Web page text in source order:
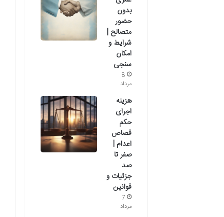
بدون
حضور
متصالح |
شرایط و
امکان
سنجی
8
مرداد
هزینه
اجرای
حکم
قصاص
اعدام |
صفر تا
صد
جزئیات و
قوانین
7
مرداد